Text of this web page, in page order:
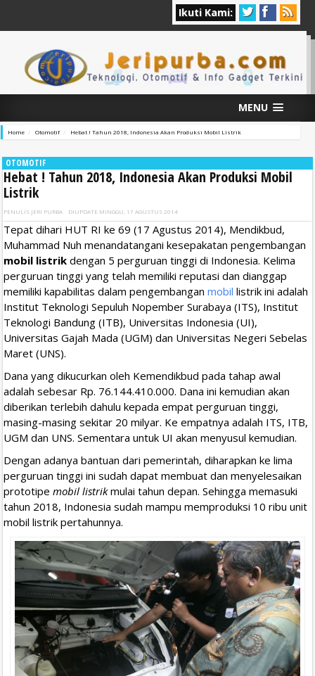
Ikuti Kami:
MENU
Home Otomotif Hebat ! Tahun 2018, Indonesia Akan Produksi Mobil Listrik
OTOMOTIF
Hebat ! Tahun 2018, Indonesia Akan Produksi Mobil
Listrik
PENULIS JERI PURBA DIUPDATE MINGGU, 17 AGUSTUS 2014
Tepat dihari HUT RI ke 69 (17 Agustus 2014), Mendikbud,
Muhammad Nuh menandatangani kesepakatan pengembangan
mobil listrik dengan 5 perguruan tinggi di Indonesia. Kelima
perguruan tinggi yang telah memiliki reputasi dan dianggap
memiliki kapabilitas dalam pengembangan mobil listrik ini adalah
Institut Teknologi Sepuluh Nopember Surabaya (ITS), Institut
Teknologi Bandung (ITB), Universitas Indonesia (UI),
Universitas Gajah Mada (UGM) dan Universitas Negeri Sebelas
Maret (UNS).
Dana yang dikucurkan oleh Kemendikbud pada tahap awal
adalah sebesar Rp. 76.144.410.000. Dana ini kemudian akan
diberikan terlebih dahulu kepada empat perguruan tinggi,
masing-masing sekitar 20 milyar. Ke empatnya adalah ITS, ITB,
UGM dan UNS. Sementara untuk UI akan menyusul kemudian.
Dengan adanya bantuan dari pemerintah, diharapkan ke lima
perguruan tinggi ini sudah dapat membuat dan menyelesaikan
prototipe mobil listrikmulai tahun depan. Sehingga memasuki
tahun 2018, Indonesia sudah mampu memproduksi 10 ribu unit
mobil listrik pertahunnya.